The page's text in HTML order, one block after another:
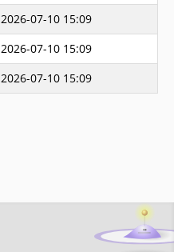
2026-07-10 15:09
2026-07-10 15:09
2026-07-10 15:09